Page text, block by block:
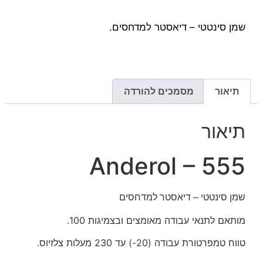
שמן סינטטי – דיאסטר למדחסים.
תיאור מסמכים להורדה
תיאור
Anderol – 555
שמן סינטטי – דיאסטר למדחסים
מותאם לתנאי עבודה מאומצים ובצמיגות 100.
טווח טמפרטורת עבודה (20-) עד 230 מעלות צלזיוס.